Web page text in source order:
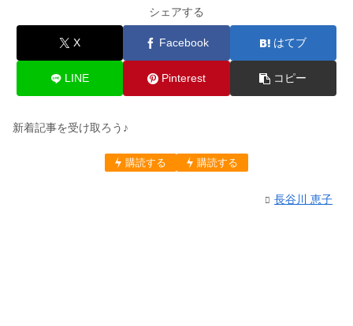
婚姻届の書き方！公務員やパートなど
職業欄の内容一覧も
ンはどこがいい?
シェアする
X Facebook はてブ
LINE Pinterest コピー
新着記事を受け取ろう♪
購読する 購読する
長谷川 恵子